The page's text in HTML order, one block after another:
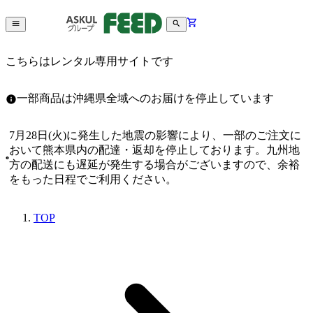
こちらはレンタル専用サイトです
一部商品は沖縄県全域へのお届けを停止しています
7月28日(火)に発生した地震の影響により、一部のご注文に
おいて熊本県内の配達・返却を停止しております。九州地
方の配送にも遅延が発生する場合がございますので、余裕
をもった日程でご利用ください。
TOP